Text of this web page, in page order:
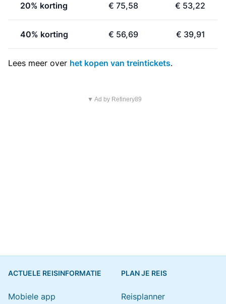
20% korting € 75,58 € 53,22
40% korting € 56,69 € 39,91
Lees meer over het kopen van treintickets.
▼ Ad by Refinery89
ACTUELE REISINFORMATIE
Mobiele app
PLAN JE REIS
Reisplanner